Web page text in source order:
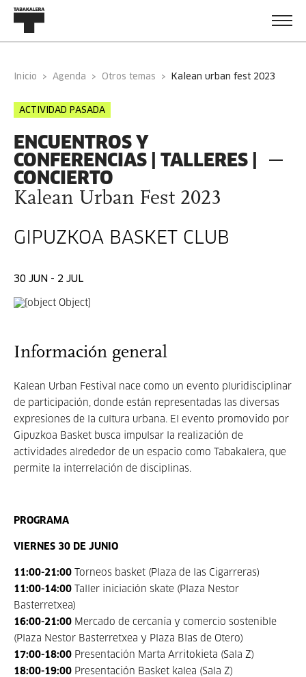
Inicio Agenda Otros temas kalean urban fest 2023
ACTIVIDAD PASADA
ENCUENTROS Y
CONFERENCIAS | TALLERES |
CONCIERTO
Kalean Urban Fest 2023
GIPUZKOA BASKET CLUB
30 JUN - 2 JUL
Información general
Kalean Urban Festival nace como un evento pluridisciplinar
de participación, donde están representadas las diversas
expresiones de la cultura urbana. El evento promovido por
Gipuzkoa Basket busca impulsar la realización de
actividades alrededor de un espacio como Tabakalera, que
permite la interrelación de disciplinas.
PROGRAMA
VIERNES 30 DE JUNIO
11:00-21:00 Torneos basket (Plaza de las Cigarreras)
11:00-14:00 Taller iniciación skate (Plaza Nestor
Basterretxea)
16:00-21:00 Mercado de cercanía y comercio sostenible
(Plaza Nestor Basterretxea y Plaza Blas de Otero)
17:00-18:00 Presentación Marta Arritokieta (Sala Z)
18:00-19:00 Presentación Basket kalea (Sala Z)